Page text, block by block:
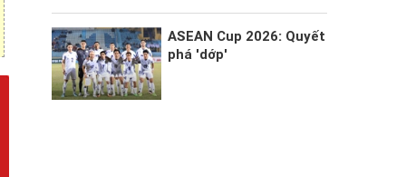
ASEAN Cup 2026: Quyết
phá 'dớp'